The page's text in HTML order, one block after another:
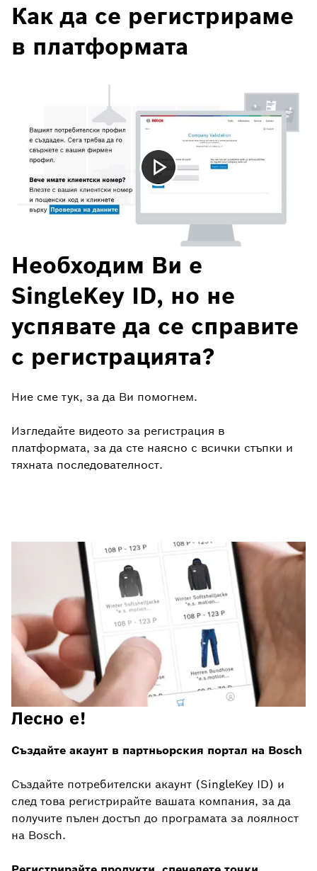
Как да се регистрираме
в платформата
Необходим Ви е
SingleKey ID, но не
успявате да се справите
с регистрацията?
Ние сме тук, за да Ви помогнем.
Изгледайте видеото за регистрация в
платформата, за да сте наясно с всички стъпки и
тяхната последователност.
Лесно е!
Създайте акаунт в партньорския портал на Bosch
Създайте потребителски акаунт (SingleKey ID) и
след това регистрирайте вашата компания, за да
получите пълен достъп до програмата за лоялност
на Bosch.